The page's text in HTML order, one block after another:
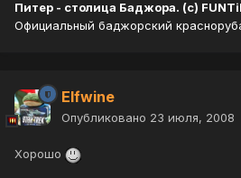
Питер - столица Баджора. (с)
Официальный баджорский
Elfwine
Опубликовано 23 июля, 2008
Хорошо